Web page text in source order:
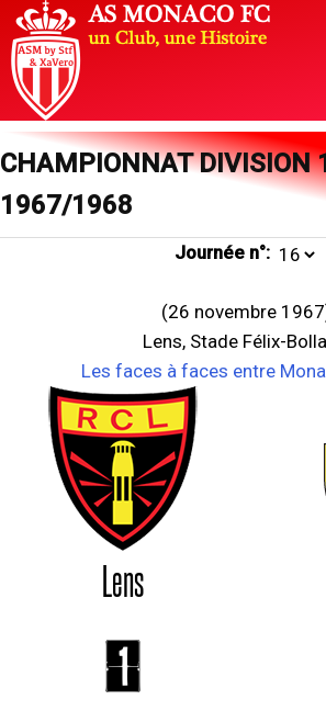
CHAMPIONNAT DIVISION
1967/1968
Journée n°:
(26 novembre
Lens, Stade Félix-
Les faces à faces entre
Lens
1